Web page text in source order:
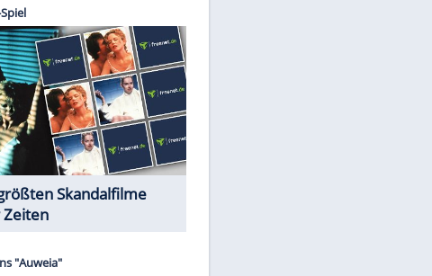
Peinliche Auftritte auf dem
roten Teppich